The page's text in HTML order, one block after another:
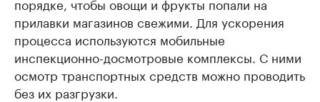
прилавки магазинов свежими. Для ускорения
процесса используются мобильные
инспекционно-досмотровые комплексы. С ними
осмотр транспортных средств можно проводить
без их разгрузки.